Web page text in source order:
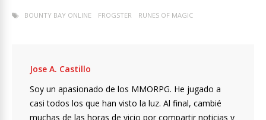
BOUNTY BAY ONLINE FROGSTER RUNES OF MAGIC
Jose A. Castillo
Soy un apasionado de los MMORPG. He jugado a
casi todos los que han visto la luz. Al final, cambié
muchas de las horas de vicio por compartir noticias y